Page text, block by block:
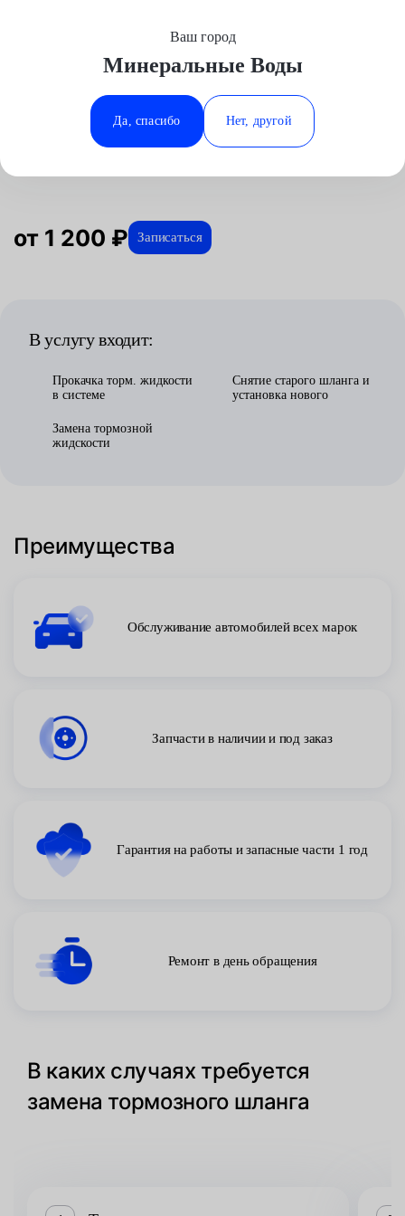
Минеральные Воды
Ростов-на-Дону
Ставрополь
Ваш город
Минеральные Воды
Да, спасибо Нет, другой
Услуги ОтзывыАвтосервис
Тормозная система
Замена тормозного шланга в
Минеральных водах
от 1 200 ₽ Записаться
В услугу входит:
Прокачка торм. жидкости
в системе
Замена тормозной
жидскости
Снятие старого шланга и
установка нового
Преимущества
Обслуживание автомобилей всех марок
Запчасти в наличии и под заказ
Гарантия на работы и запасные части 1 год
Ремонт в день обращения
В каких случаях требуется
замена тормозного шланга